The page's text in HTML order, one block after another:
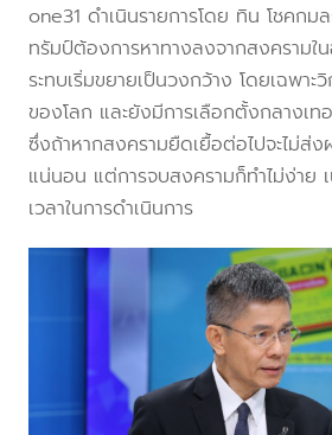
one31 ดำเนินรายการโดย ทิน โชคกม
ทรัมป์ต้องการหาทางลงจากสงครามใ
ระทบเริ่มขยายเป็นวงกว้าง โดยเฉพา
ของโลก และยังมีการเลือกตั้งกลางเท
ซึ่งถ้าหากสงครามยืดเยื้อต่อไปจะไม่ส่
แน่นอน แต่การจบสงครามก็ทำไม่ง่าย
เวลาในการดำเนินการ